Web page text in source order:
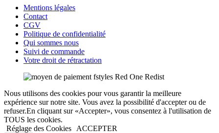
Mentions légales
Contact
CGV
Politique de confidentialité
Qui sommes nous
Suivi de commande
Votre droit de rétractation
Nous utilisons des cookies pour vous garantir la meilleure
expérience sur notre site. Vous avez la possibilité d'accepter ou de
refuser.En cliquant sur «Accepter», vous consentez à l'utilisation de
TOUS les cookies.
Réglage des Cookies
ACCEPTER